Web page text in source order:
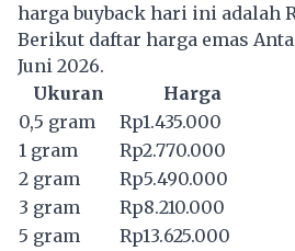
harga buyback hari ini adalah
Berikut daftar harga emas
Juni 2026.
Ukuran
Harga
0,5 gram
Rp1.435.000
1 gram
Rp2.770.000
2 gram
Rp5.490.000
3 gram
Rp8.210.000
5 gram
Rp13.625.000